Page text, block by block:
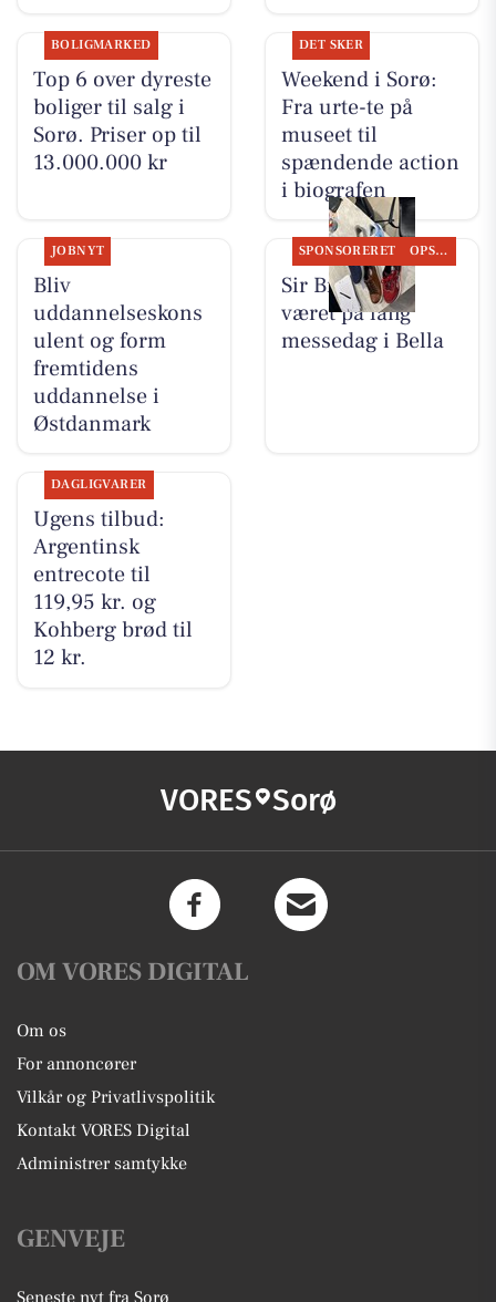
BOLIGMARKED
Top 6 over dyreste
boliger til salg i
Sorø. Priser op til
13.000.000 kr
DET SKER
Weekend i Sorø:
Fra urte-te på
museet til
spændende action
i biografen
JOBNYT
Bliv
uddannelseskons
ulent og form
fremtidens
uddannelse i
Østdanmark
SPONSORERET OPSLAGSTAVLEN
Sir Brian har
været på lang
messedag i Bella
DAGLIGVARER
Ugens tilbud:
Argentinsk
entrecote til
119,95 kr. og
Kohberg brød til
12 kr.
VORES Sorø
OM VORES DIGITAL
Om os
For annoncører
Vilkår og Privatlivspolitik
Kontakt VORES Digital
Administrer samtykke
GENVEJE
Seneste nyt fra Sorø